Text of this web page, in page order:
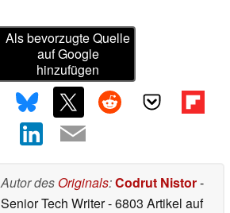
Als bevorzugte Quelle
auf Google
hinzufügen
Autor des Originals:Codrut Nistor-
Senior Tech Writer- 6803 Artikel auf